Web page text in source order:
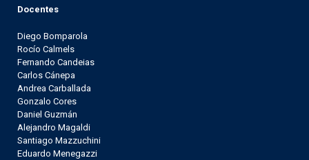
Docentes
Diego Bomparola
Rocío Calmels
Fernando Candeias
Carlos Cánepa
Andrea Carballada
Gonzalo Cores
Daniel Guzmán
Alejandro Magaldi
Santiago Mazzuchini
Eduardo Menegazzi